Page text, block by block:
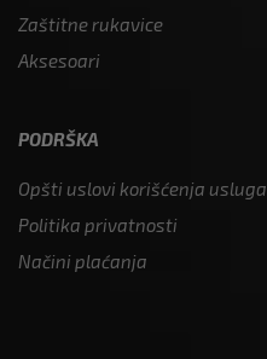
Zaštitne rukavice
Aksesoari
PODRŠKA
Opšti uslovi korišćenja usluga
Politika privatnosti
Načini plaćanja